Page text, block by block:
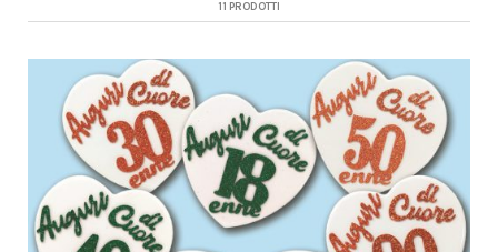
11 PRODOTTI